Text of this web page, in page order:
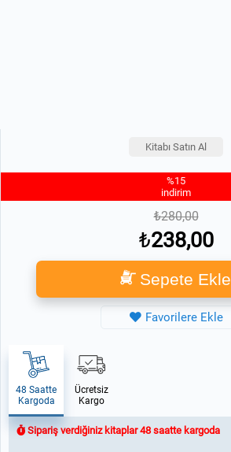
Kitabı Satın Al
%15
indirim
280,00
238,00
Sepete Ekle
Favorilere Ekle
48 Saatte
Kargoda
Ücretsiz
Kargo
Sipariş verdiğiniz kitaplar 48 saatte kargoda